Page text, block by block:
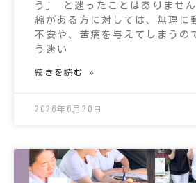
う」 と迷ったことはありませ
縮がある方に対しては、無理に
不安や、苦痛を与えてしまうの
う迷い
続きを読む »
2026年6月20日